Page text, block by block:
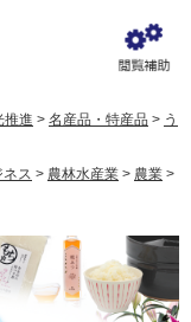
推進 > 名産品・特産品 > う
ネス > 農林水産業 > 農業 >